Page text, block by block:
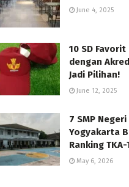
June 4, 2025
10 SD
dengan
Jadi Pilihan!
June 12, 2025
7 SMP
Yogyakarta
Ranking TKA-
May 6, 2026